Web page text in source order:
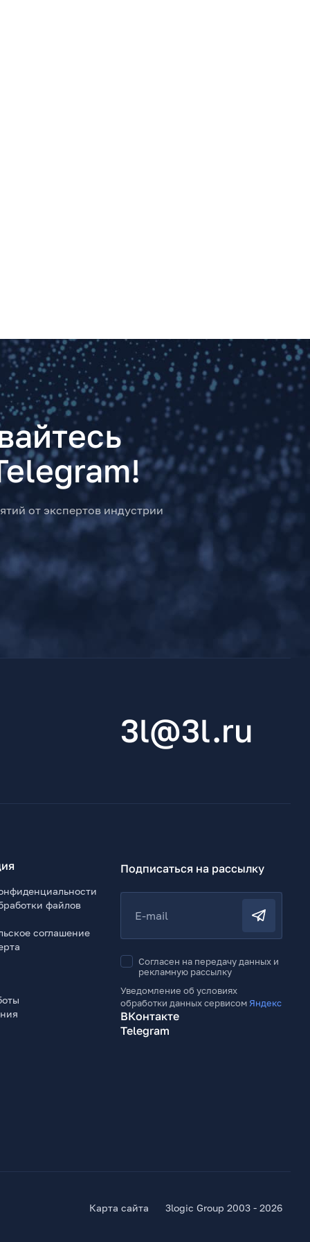
от экспертов индустрии
3l@3l.ru
файлов
соглашение
Подписаться на рассылку
E-mail
Согласен на передачу данных и
рекламную рассылку
Уведомление об условиях
обработки данных сервисом Яндекс
ВКонтакте
Telegram
Карта сайта 3logic Group 2003 - 2026